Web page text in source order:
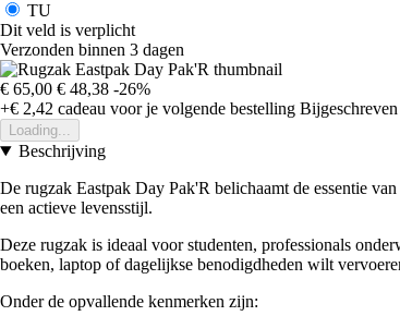
TU
Dit veld is verplicht
Verzonden binnen 3 dagen
€ 65,00 € 48,38 -26%
+€ 2,42 cadeau voor je volgende bestelling
Loading...
Beschrijving
De rugzak Eastpak Day Pak'R belichaamt de essentie
een actieve levensstijl.
Deze rugzak is ideaal voor studenten, professionals
boeken, laptop of dagelijkse benodigdheden wilt
Onder de opvallende kenmerken zijn: